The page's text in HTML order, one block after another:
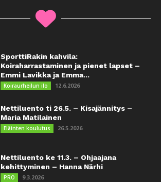
SporttiRakin kahvila:
Koiraharrastaminen ja pienet lapset –
Emmi Lavikka ja Emma...
Koiraurheilun ilo 12.6.2026
Nettiluento ti 26.5. – Kisajännitys –
Maria Matilainen
Eläinten koulutus 26.5.2026
Nettiluento ke 11.3. – Ohjaajana
kehittyminen – Hanna Närhi
PRO 9.3.2026